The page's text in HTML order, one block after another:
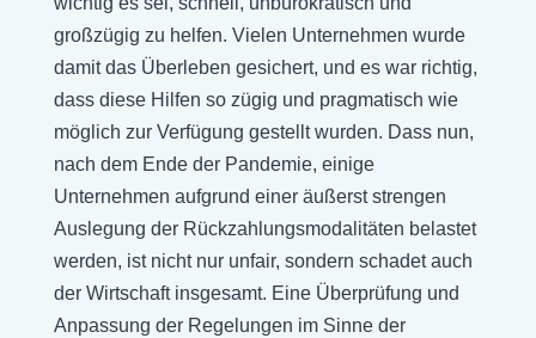
großzügig zu helfen. Vielen Unternehmen wurde
damit das Überleben gesichert, und es war richtig,
dass diese Hilfen so zügig und pragmatisch wie
möglich zur Verfügung gestellt wurden. Dass nun,
nach dem Ende der Pandemie, einige
Unternehmen aufgrund einer äußerst strengen
Auslegung der Rückzahlungsmodalitäten belastet
werden, ist nicht nur unfair, sondern schadet auch
der Wirtschaft insgesamt. Eine Überprüfung und
Anpassung der Regelungen im Sinne der